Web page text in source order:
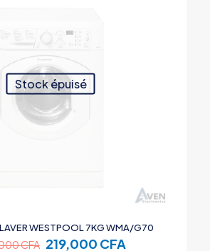
Stock épuisé
WESTPOOL 7KG WMA/G70
CFA Le
219,000 CFALe